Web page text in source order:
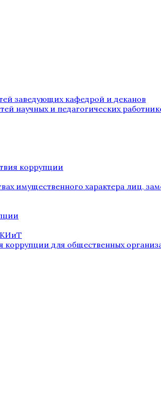
заведующих кафедрой и деканов
научных и педагогических
коррупции
имущественного характера лиц,
для общественных